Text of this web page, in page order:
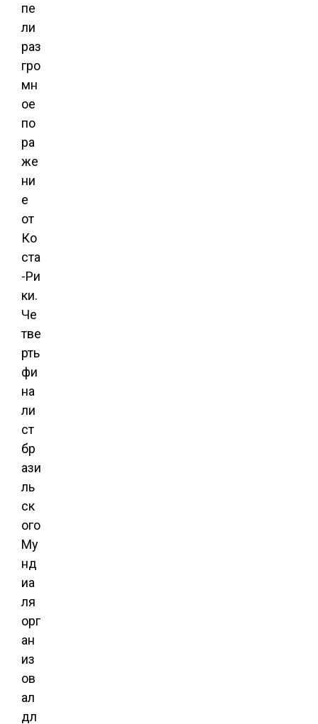
пе
ли
раз
гро
мн
ое
по
ра
же
ни
е
от
Ко
ста
-Ри
ки.
Че
тве
рть
фи
на
ли
ст
бр
ази
ль
ск
ого
Му
нд
иа
ля
орг
ан
из
ов
ал
дл